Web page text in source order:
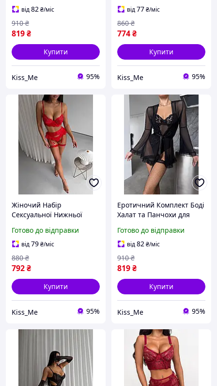
Трусики Бюстгальтер та
Пояс з Гартерами
від82₴/міс
819₴
910 ₴
Купити
Kiss_Me 95%
Білизни Трусики
Бюстгальтер та Пояс з
Гартерами
від77₴/міс
774₴
860 ₴
Купити
Kiss_Me 95%
Жіночий Набір
Сексуальної Нижньої
Бюстгальтер та Пояс з
Гартерами Мереживний
Еротичний Комплект для
Дівчини
Готово до відправки
від79₴/міс
792₴
880 ₴
Купити
Kiss_Me 95%
Еротичний Комплект Боді
Халат та Панчохи для
Сексуальна Нижня
Білизна Інтимний Одяг
для Жінки
Готово до відправки
від82₴/міс
819₴
910 ₴
Купити
Kiss_Me 95%